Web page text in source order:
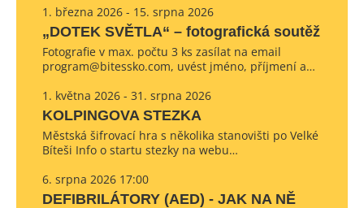
1. března 2026 - 15. srpna 2026
„DOTEK SVĚTLA“ – fotografická soutěž
Fotografie v max. počtu 3 ks zasílat na email
program@bitessko.com, uvést jméno, příjmení a…
1. května 2026 - 31. srpna 2026
KOLPINGOVA STEZKA
Městská šifrovací hra s několika stanovišti po Velké
Bíteši Info o startu stezky na webu…
6. srpna 2026 17:00
DEFIBRILÁTORY (AED) - JAK NA NĚ